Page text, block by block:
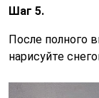
Шаг 5.
После полного
нарисуйте